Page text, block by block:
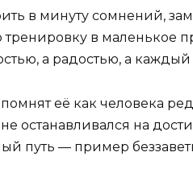
в минуту сомнений,
в маленькое
а радостью, а каждый
её как человека
останавливался на
путь — пример